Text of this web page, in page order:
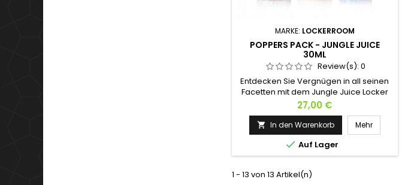
MARKE: LOCKERROOM
POPPERS PACK - JUNGLE JUICE
30ML
Review(s): 0
Entdecken Sie Vergnügen in all seinen
Facetten mit dem Jungle Juice Locker
Room Pack. Drei Flaschen à 30 ml, drei
Stimmungen, drei Wege, Intensität zu
erleben. Das Black Label für tiefe und
geheimnisvolle Empfindungen, das
Gold Label für einen stilvollen und
raffinierten Touch, und das Platinum für
Reinheit und Kraft in ihrer reinsten Form.
Ob Sie in der...
Preis
27,00 €
 In den Warenkorb Mehr
 Auf Lager
1 - 13 von 13 Artikel(n)